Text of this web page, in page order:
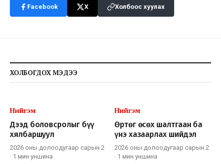
Facebook X Холбоос хуулах
ХОЛБОГДОХ МЭДЭЭ
Нийгэм
Дээд боловсролыг бүү
хялбаршуул
2026 оны долоодугаар сарын 2
· 1 мин уншина
Нийгэм
Өртөг өсөх шалтгаан ба
үнэ хазаарлах шийдэл
2026 оны долоодугаар сарын 2
· 1 мин уншина